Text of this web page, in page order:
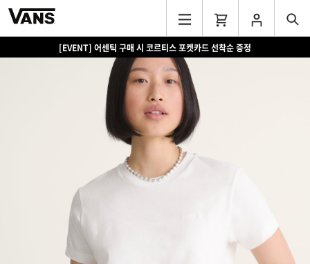
[EVENT] 어센틱 구매 시 코르티스 포켓카드 선착순 증정
[EVENT] 15만원 이상 구매 시 쿨러백 증정